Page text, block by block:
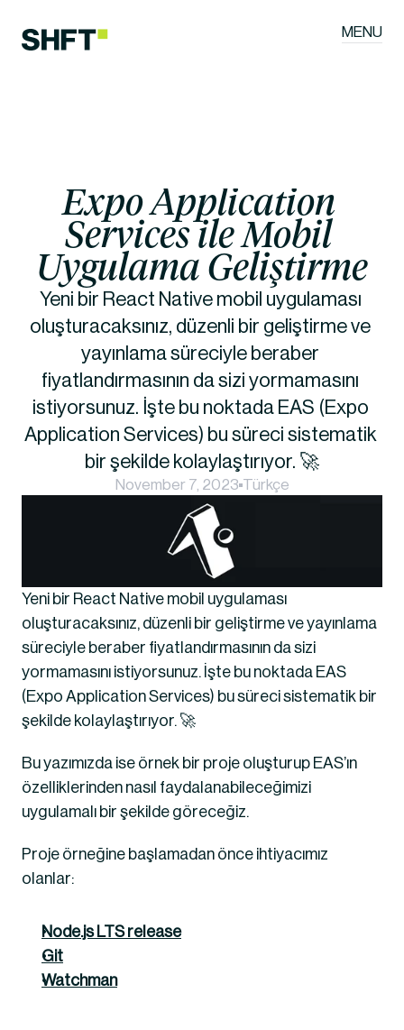
MENU
Expo Application
Services ile Mobil
Uygulama Geliştirme
Yeni bir React Native mobil uygulaması
oluşturacaksınız, düzenli bir geliştirme ve
yayınlama süreciyle beraber
fiyatlandırmasının da sizi yormamasını
istiyorsunuz. İşte bu noktada EAS (Expo
Application Services) bu süreci sistematik
bir şekilde kolaylaştırıyor. 🚀
November 7, 2023 Türkçe
Yeni bir React Native mobil uygulaması
oluşturacaksınız, düzenli bir geliştirme ve yayınlama
süreciyle beraber fiyatlandırmasının da sizi
yormamasını istiyorsunuz. İşte bu noktada EAS
(Expo Application Services) bu süreci sistematik bir
şekilde kolaylaştırıyor. 🚀
Bu yazımızda ise örnek bir proje oluşturup EAS’ın
özelliklerinden nasıl faydalanabileceğimizi
uygulamalı bir şekilde göreceğiz.
Proje örneğine başlamadan önce ihtiyacımız
olanlar:
Node.js LTS release
Git
Watchman